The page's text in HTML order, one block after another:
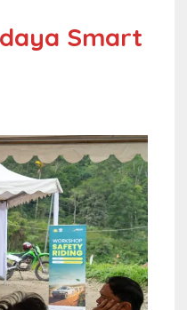
Smart